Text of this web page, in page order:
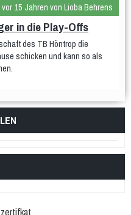
vor 15 Jahren von Lioba Behrens
in die Play-Offs
des TB Höntrop die
schicken und kann so als